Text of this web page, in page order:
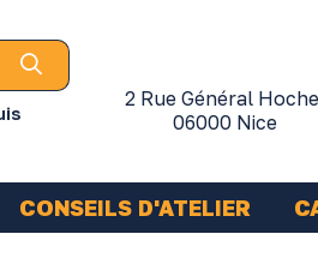
2 Rue Général
06000 Nice
CONSEILS D'ATELIER